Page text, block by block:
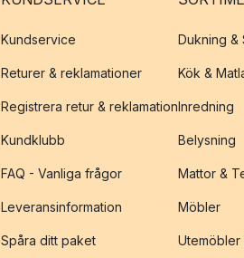
Kundservice
Returer & reklamationer
Registrera retur & reklamation
Kundklubb
FAQ - Vanliga frågor
Leveransinformation
Spåra ditt paket
Dukning &
Kök &
Inredning
Belysning
Mattor &
Möbler